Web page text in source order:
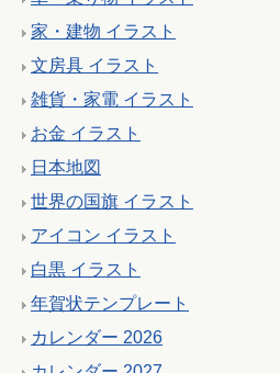
家・建物 イラスト
文房具 イラスト
雑貨・家電 イラスト
お金 イラスト
日本地図
世界の国旗 イラスト
アイコン イラスト
白黒 イラスト
年賀状テンプレート
カレンダー 2026